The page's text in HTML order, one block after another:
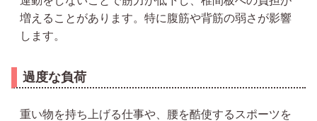
増えることがあります。特に腹筋や背筋の弱さが影響
します。
過度な負荷
重い物を持ち上げる仕事や、腰を酷使するスポーツを